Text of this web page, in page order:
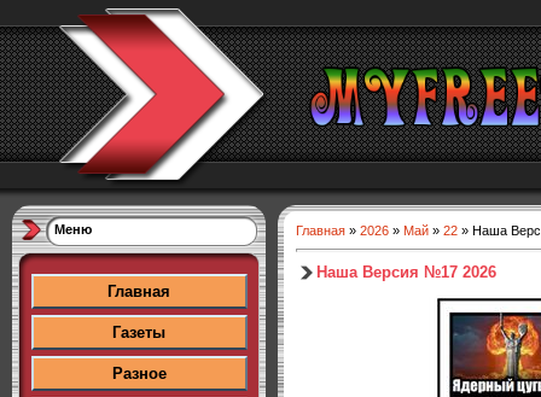
Меню
Главная
Газеты
Разное
Главная » 2026 » Май » 22 » Наша
Наша Версия №17 2026